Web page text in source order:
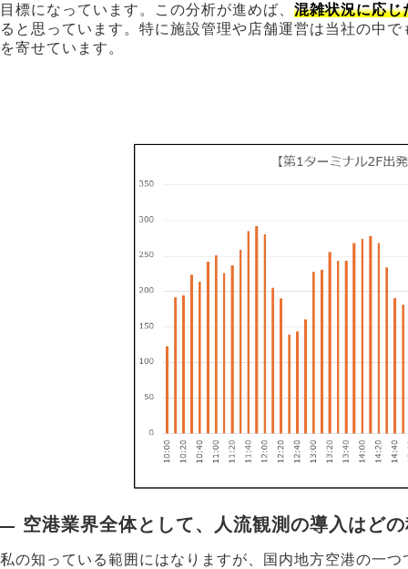
目標になっています。この分析が進めば、 混雑状況に応じ
ると思っています。特に施設管理や店舗運営は当社の中
を寄せています。
空港業界全体として、人流観測の導入はど
私の知っている範囲にはなりますが、国内地方空港の一